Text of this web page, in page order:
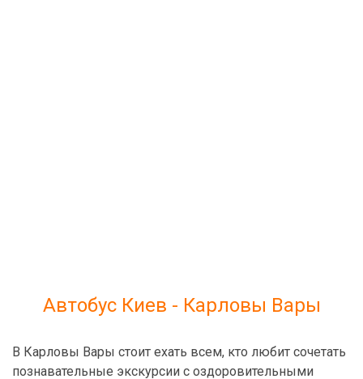
Автобус Киев - Карловы Вары
В Карловы Вары стоит ехать всем, кто любит сочетать
познавательные экскурсии с оздоровительными